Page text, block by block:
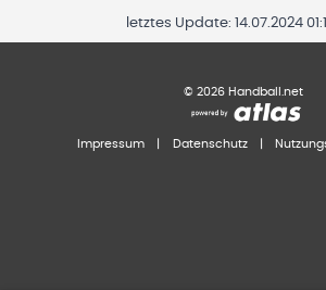
letztes Update: 14.07.2024
© 2026 Handball.net
Impressum Datenschutz